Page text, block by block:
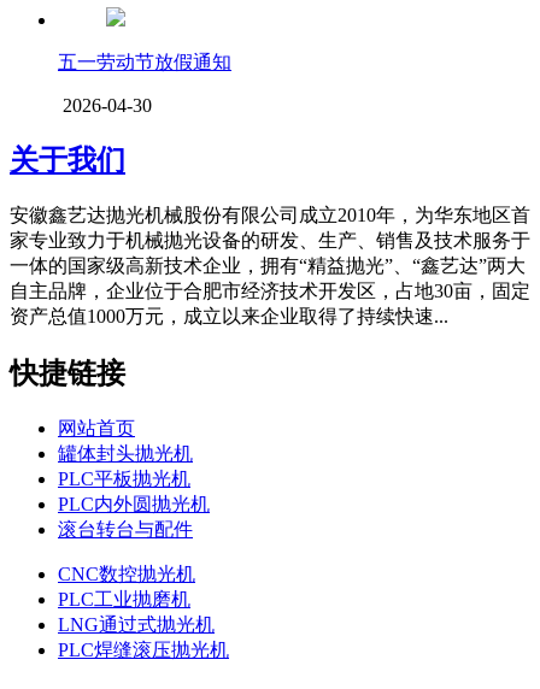
五一劳动节放假通知
2026-04-30
关于我们
安徽鑫艺达抛光机械股份有限公司成立2010年，为华东地区首
家专业致力于机械抛光设备的研发、生产、销售及技术服务于
一体的国家级高新技术企业，拥有“精益抛光”、“鑫艺达”两大
自主品牌，企业位于合肥市经济技术开发区，占地30亩，固定
资产总值1000万元，成立以来企业取得了持续快速...
快捷链接
网站首页
罐体封头抛光机
PLC平板抛光机
PLC内外圆抛光机
滚台转台与配件
CNC数控抛光机
PLC工业抛磨机
LNG通过式抛光机
PLC焊缝滚压抛光机